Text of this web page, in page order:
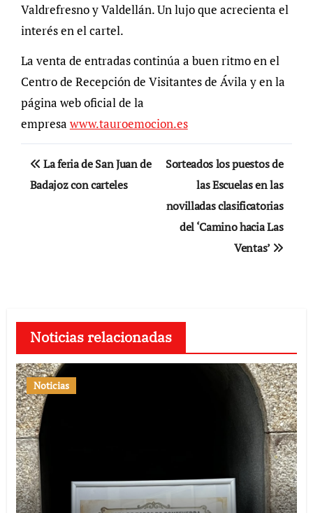
Valdrefresno y Valdellán. Un lujo que acrecienta el
interés en el cartel.
La venta de entradas continúa a buen ritmo en el
Centro de Recepción de Visitantes de Ávila y en la
página web oficial de la
empresa www.tauroemocion.es
Navegación
de
La feria de San Juan de
Badajoz con carteles
Sorteados los puestos de
las Escuelas en las
novilladas clasificatorias
del ‘Camino hacia Las
Ventas’
Noticias relacionadas
Noticias